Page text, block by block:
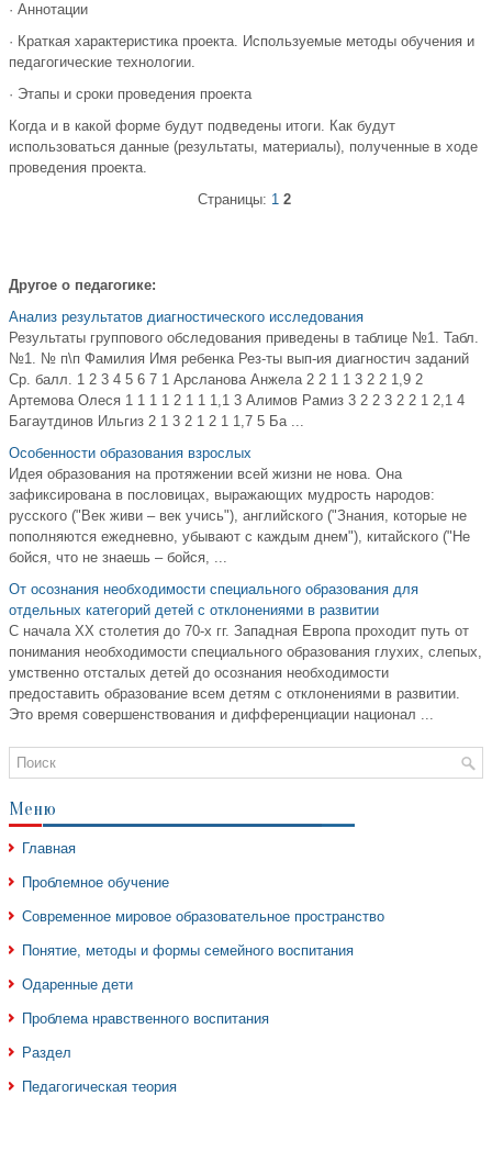
· Аннотации
· Краткая характеристика проекта. Используемые методы обучения и
педагогические технологии.
· Этапы и сроки проведения проекта
Когда и в какой форме будут подведены итоги. Как будут
использоваться данные (результаты, материалы), полученные в ходе
проведения проекта.
Страницы: 1 2
Другое о педагогике:
Анализ результатов диагностического исследования
Результаты группового обследования приведены в таблице №1. Табл.
№1. № п\п Фамилия Имя ребенка Рез-ты вып-ия диагностич заданий
Ср. балл. 1 2 3 4 5 6 7 1 Арсланова Анжела 2 2 1 1 3 2 2 1,9 2
Артемова Олеся 1 1 1 1 2 1 1 1,1 3 Алимов Рамиз 3 2 2 3 2 2 1 2,1 4
Багаутдинов Ильгиз 2 1 3 2 1 2 1 1,7 5 Ба ...
Особенности образования взрослых
Идея образования на протяжении всей жизни не нова. Она
зафиксирована в пословицах, выражающих мудрость народов:
русского ("Век живи – век учись"), английского ("Знания, которые не
пополняются ежедневно, убывают с каждым днем"), китайского ("Не
бойся, что не знаешь – бойся, ...
От осознания необходимости специального образования для
отдельных категорий детей с отклонениями в развитии
С начала ХХ столетия до 70-х гг. Западная Европа проходит путь от
понимания необходимости специального образования глухих, слепых,
умственно отсталых детей до осознания необходимости
предоставить образование всем детям с отклонениями в развитии.
Это время совершенствования и дифференциации национал ...
Меню
Главная
Проблемное обучение
Современное мировое образовательное пространство
Понятие, методы и формы семейного воспитания
Одаренные дети
Проблема нравственного воспитания
Раздел
Педагогическая теория